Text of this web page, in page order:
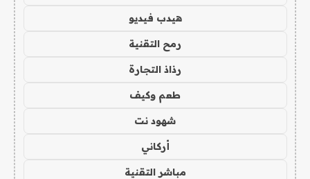
هيدب فيديو
رمح التقنية
رذاذ التجارة
طعم وكيف
شهود نت
أركاني
مباشر التقنية